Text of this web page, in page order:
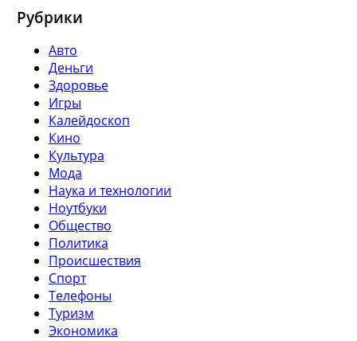
Рубрики
Авто
Деньги
Здоровье
Игры
Калейдоскоп
Кино
Культура
Мода
Наука и технологии
Ноутбуки
Общество
Политика
Происшествия
Спорт
Телефоны
Туризм
Экономика